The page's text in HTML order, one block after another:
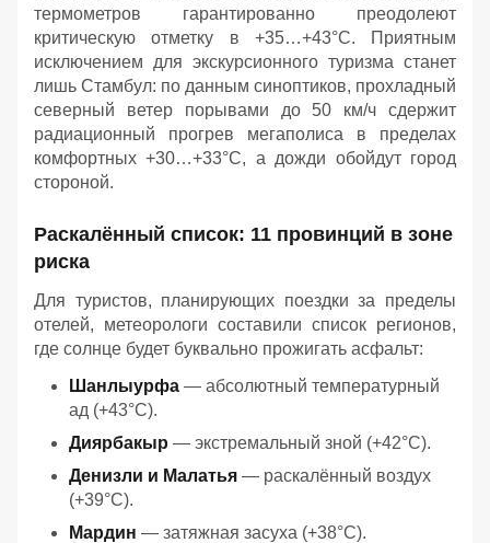
термометров гарантированно преодолеют
критическую отметку в +35…+43°C. Приятным
исключением для экскурсионного туризма станет
лишь Стамбул: по данным синоптиков, прохладный
северный ветер порывами до 50 км/ч сдержит
радиационный прогрев мегаполиса в пределах
комфортных +30…+33°C, а дожди обойдут город
стороной.
Раскалённый список: 11 провинций в зоне
риска
Для туристов, планирующих поездки за пределы
отелей, метеорологи составили список регионов,
где солнце будет буквально прожигать асфальт:
Шанлыурфа — абсолютный температурный
ад (+43°C).
Диярбакыр — экстремальный зной (+42°C).
Денизли и Малатья — раскалённый воздух
(+39°C).
Мардин — затяжная засуха (+38°C).